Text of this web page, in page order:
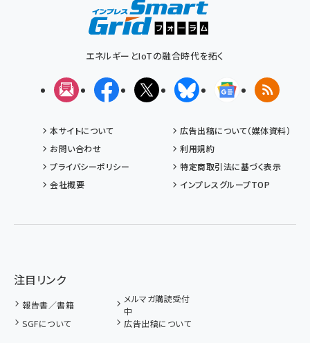
エネルギーとIoTの融合時代を拓く
メルマガFacebookX(エックス)BlueskyGoogleニュ
RSS
本サイトについて
広告出稿について（媒体資料）
お問い合わせ
利用規約
プライバシーポリシー
特定商取引法に基づく表示
会社概要
インプレスグループTOP
注目リンク
報告書／書籍
メルマガ購読受付
中
SGFについて
広告出稿について